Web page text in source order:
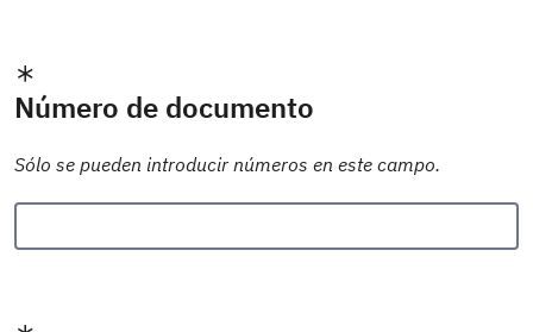
Número de documento
Sólo se pueden introducir números en este campo.